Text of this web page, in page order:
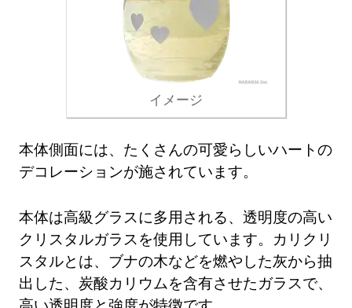
イメージ
本体側面には、たくさんの可愛らしいハートの
デコレーションが施されています。
本体は高級グラスに多用される、透明度の高い
クリスタルガラスを使用しています。カリクリ
スタルとは、ブナの木などを燃やした灰から抽
出した、炭酸カリウムを含有させたガラスで、